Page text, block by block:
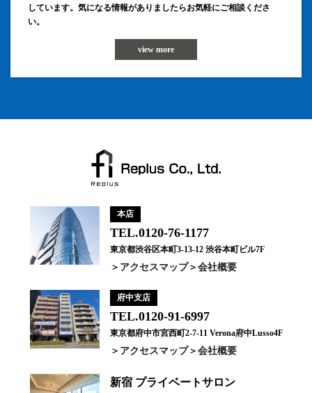
しています。気になる情報がありましたらお気軽にご相談くださ
い。
view more
本店
TEL.0120-76-1177
東京都渋谷区本町3-13-12 渋谷本町ビル7F
アクセスマップ 会社概要
府中支店
TEL.0120-91-6997
東京都府中市宮西町2-7-11 Verona府中Lusso4F
アクセスマップ 会社概要
新宿 プライベートサロン